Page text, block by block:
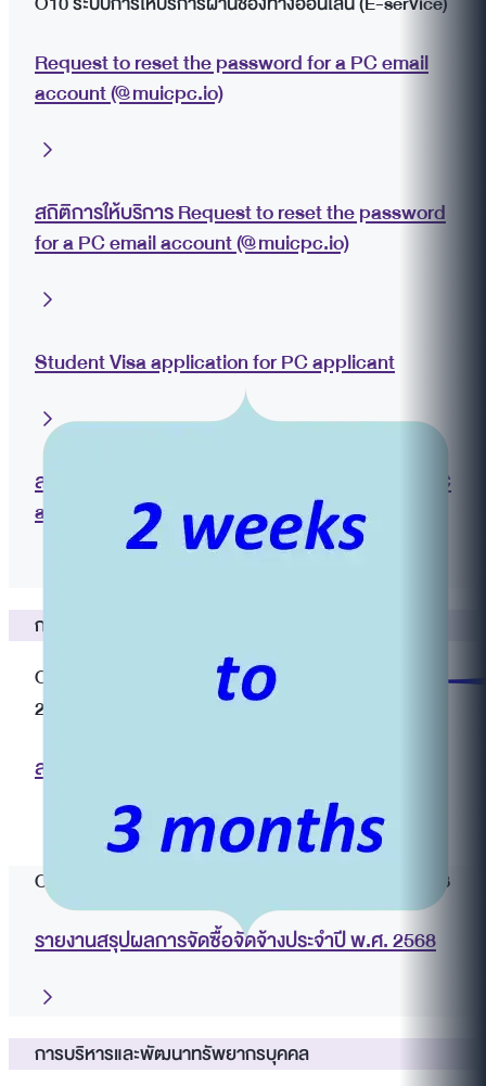
Request to reset the password for a PC email
account (@muicpc.io)
สถิติการให้บริการ Request to reset the password
for a PC email account (@muicpc.io)
Student Visa application for PC applicant
สถิติการให้บริการ Student Visa application for PC
applicant
การจัดซื้อจัดจ้าง
O11 สรุปผลการจัดซื้อจัดจ้างรายเดือนประจำปี พ.ศ.
2569
สรุปผลการจัดซื้อจัดจ้างรายเดือนประจำปี พ.ศ. 2569
O12 รายงานสรุปผลการจัดซื้อจัดจ้างประจำปี พ.ศ. 2568
รายงานสรุปผลการจัดซื้อจัดจ้างประจำปี พ.ศ. 2568
การบริหารและพัฒนาทรัพยากรบุคคล